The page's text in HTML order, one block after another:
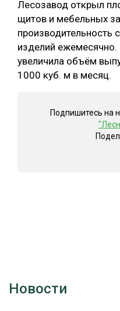
Лесозавод открыл
щитов и мебельных
производительность
изделий
увеличила объём
1000 куб. м в месяц.
Подпишитесь на
Новости